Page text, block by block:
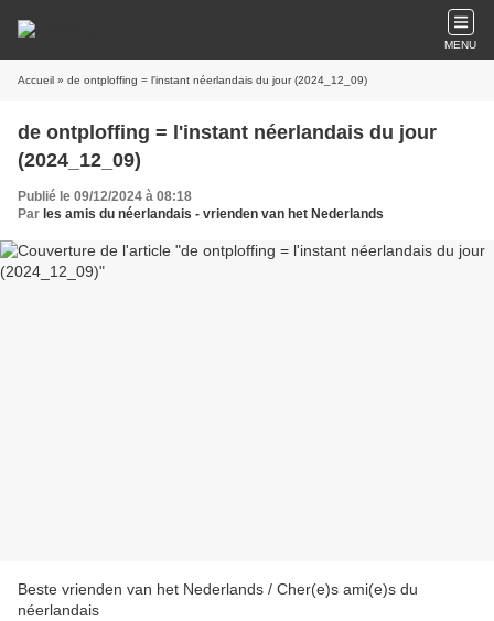
MENU
Accueil » de ontploffing = l'instant néerlandais du jour (2024_12_09)
de ontploffing = l'instant néerlandais du jour
(2024_12_09)
Publié le 09/12/2024 à 08:18
Par les amis du néerlandais - vrienden van het Nederlands
Beste vrienden van het Nederlands / Cher(e)s ami(e)s du
néerlandais